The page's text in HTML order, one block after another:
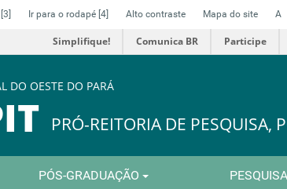
[3] Ir para o rodapé [4] Alto contraste Mapa do site A
Simplifique! Comunica BR Participe
DO OESTE DO PARÁ
PRÓ-REITORIA DE PESQUISA,
PÓS-GRADUAÇÃO